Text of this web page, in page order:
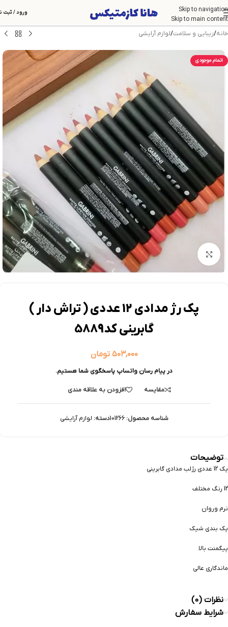
Skip to navigation
Skip to main content
ورود / ثبت
خانه/زیبایی و سلامت/لوازم آرایشی
اتمام موجودی
بزرگنمایی تصویر
پک رژ مدادی 12 عددی ( تراش دار )
گابرینی کد5889
۵۰۳,۰۰۰ تومان
در پیام رسان واتساپ پاسخگوی شما هستیم.
مقایسه افزودن به علاقه مندی
شناسه محصول:101266دسته: لوازم آرایشی
توضیحات
پک 12 عددی رژلب مدادی گابرینی
12 رنگ مختلف
نرم و‌روان
پک بندی شیک
پیگمنت بالا
ماندگاری عالی
نظرات (0)
شرایط سفارش